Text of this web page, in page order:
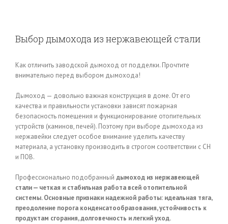
Выбор дымохода из нержавеющей стали
Как отличить заводской дымоход от подделки. Прочтите
внимательно перед выбором дымохода!
Дымоход — довольно важная конструкция в доме. От его
качества и правильности установки зависят пожарная
безопасность помещения и функционирование отопительных
устройств (каминов, печей). Поэтому при выборе дымохода из
нержавейки следует особое внимание уделить качеству
материала, а установку производить в строгом соответствии с СН
и ПОВ.
Профессионально подобранный дымоход из нержавеющей
стали— четкая и стабильная работа всей отопительной
системы. Основные признаки надежной работы: идеальная тяга,
преодоление порога конденсатообразования, устойчивость к
продуктам сгорания, долговечность и легкий уход.